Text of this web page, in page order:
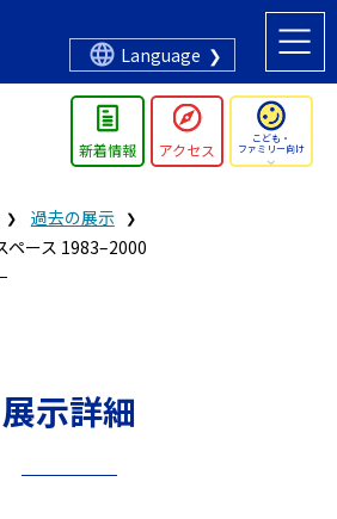
Language
新着情報 アクセス
こども・
ファミリー向け
過去の展示
ペース 1983–2000
展示詳細